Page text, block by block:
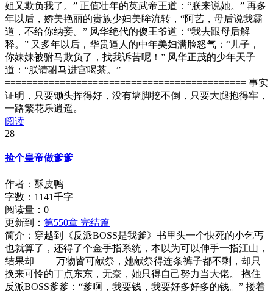
姐又欺负我了。” 正值壮年的英武帝王道：“朕来说她。” 再多
年以后，娇美艳丽的贵族少妇美眸流转，“阿艺，母后说我霸
道，不给你纳妾。” 风华绝代的傻王爷道：“我去跟母后解
释。” 又多年以后，华贵逼人的中年美妇满脸怒气：“儿子，
你妹妹被驸马欺负了，找我诉苦呢！” 风华正茂的少年天子
道：“朕请驸马进宫喝茶。”
============================================ 事实
证明，只要锄头挥得好，没有墙脚挖不倒，只要大腿抱得牢，
一路繁花乐逍遥。
阅读
28
捡个皇帝做爹爹
作者：酥皮鸭
字数：1141千字
阅读量： 0
更新到： 第550章 完结篇
简介： 穿越到《反派BOSS是我爹》书里头一个快死的小乞丐
也就算了，还得了个金手指系统，本以为可以伸手一指江山，
结果却—— 万物皆可献祭，她献祭得连条裤子都不剩，却只
换来可怜的丁点东东，无奈，她只得自己努力当大佬。 抱住
反派BOSS爹爹：“爹啊，我要钱，我要好多好多的钱。” 搂着